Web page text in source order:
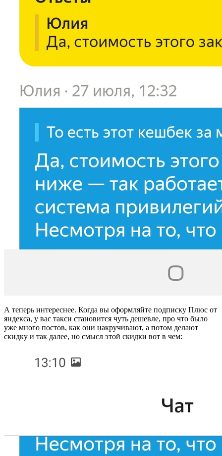
А теперь интереснее. Когда вы оформляйте подписку Плюс от
яндекса, у вас такси становится чуть дешевле, про что было
уже много постов, как они накручивают, а потом делают
скидку и так далее, но смысл этой скидки вот в чем: